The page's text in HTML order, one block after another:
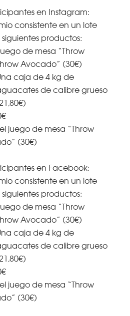
en Instagram:
consistente en un lote
productos:
de mesa “Throw
Avocado” (30€)
caja de 4 kg de
de calibre grueso
juego de mesa “Throw
(30€)
en Facebook:
consistente en un lote
productos:
de mesa “Throw
Avocado” (30€)
caja de 4 kg de
de calibre grueso
juego de mesa “Throw
(30€)